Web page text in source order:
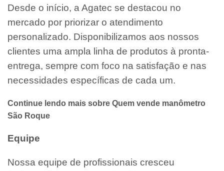
Desde o início, a Agatec se destacou no
mercado por priorizar o atendimento
personalizado. Disponibilizamos aos nossos
clientes uma ampla linha de produtos à pronta-
entrega, sempre com foco na satisfação e nas
necessidades específicas de cada um.
Continue lendo mais sobre Quem vende manômetro
São Roque
Equipe
Nossa equipe de profissionais cresceu